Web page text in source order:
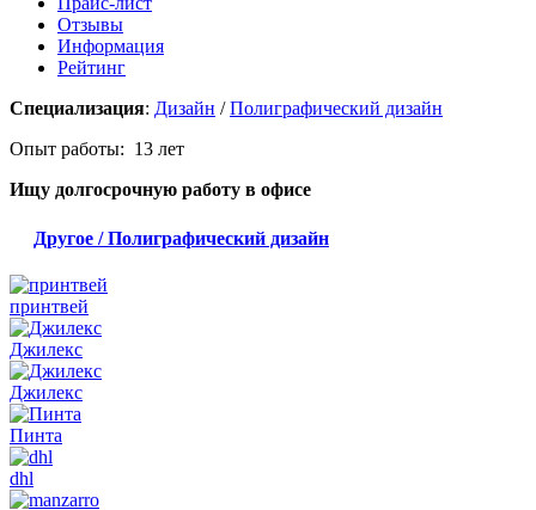
Отзывы
Информация
Рейтинг
Специализация: Дизайн /Полиграфический дизайн
Опыт работы: 13 лет
Ищу долгосрочную работу в офисе
Другое / Полиграфический дизайн
принтвей
Джилекс
Джилекс
Пинта
dhl